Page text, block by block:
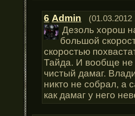
6 Admin (01.03.2012
Дезоль хорош
большой
скоростью
Тайда. И вообще не
чистый дамаг.
никто не собрал, а
как дамаг у него